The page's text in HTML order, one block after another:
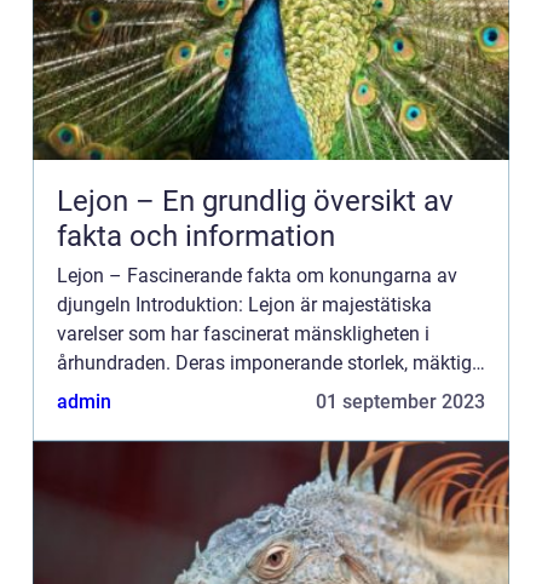
Lejon – En grundlig översikt av
fakta och information
Lejon – Fascinerande fakta om konungarna av
djungeln Introduktion: Lejon är majestätiska
varelser som har fascinerat mänskligheten i
århundraden. Deras imponerande storlek, mäktiga
manar och brölande röster gör dem till en symbol
admin 01 september 2023